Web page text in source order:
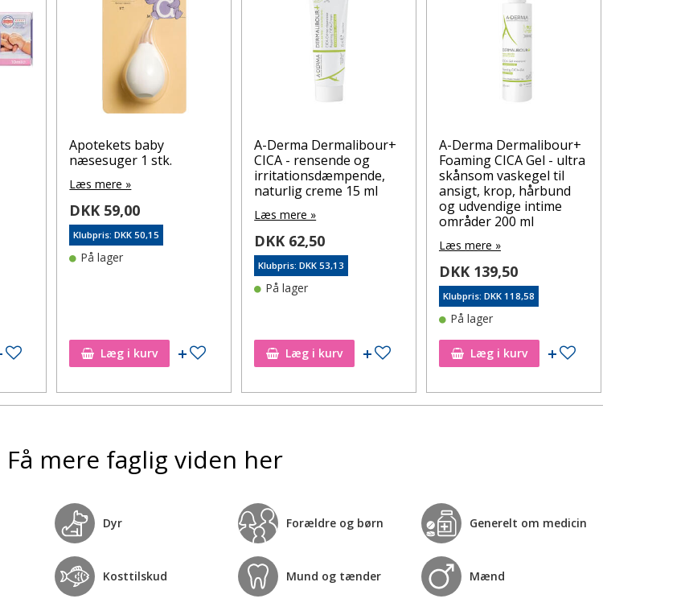
Tilføj til ønskeseddel
Apotekets baby
næsesuger 1 stk.
Læs mere »
DKK 59,00
Klubpris: DKK 50,15
På lager
Læg i kurv Tilføj til ønskeseddel
A-Derma Dermalibour+
CICA - rensende og
irritationsdæmpende,
naturlig creme 15 ml
Læs mere »
DKK 62,50
Klubpris: DKK 53,13
På lager
Læg i kurv Tilføj til ønskeseddel
A-Derma Dermalibour+
Foaming CICA Gel - ultra
skånsom vaskegel til
ansigt, krop, hårbund
og udvendige intime
områder 200 ml
Læs mere »
DKK 139,50
Klubpris: DKK 118,58
På lager
Læg i kurv Tilføj til ønskeseddel
Få mere faglig viden her
Dyr Forældre og børn Generelt om medicin
Kosttilskud Mund og tænder Mænd